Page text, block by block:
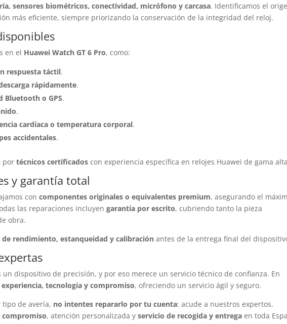
sensores biométricos, conectividad, micrófono y carcasa. Identificamos el
más eficiente, siempre priorizando la conservación de la integridad del reloj.
en el Huawei Watch GT 6 Pro, como:
respuesta táctil.
rápidamente.
Bluetooth o GPS.
.
cardíaca o temperatura corporal.
accidentales.
portécnicos certificados con experiencia específica en relojes Huawei de gama
y garantía total
concomponentes originales o equivalentes premium, asegurando el
las reparaciones incluyengarantía por escrito, cubriendo tanto la pieza
obra.
de rendimiento, estanqueidad y calibración antes de la entrega final del
un dispositivo de precisión, y por eso merece un servicio técnico de confianza. En
experiencia, tecnología y compromiso, ofreciendo un servicio ágil y seguro.
de avería, no intentes repararlo por tu cuenta: acude a nuestros expertos.
compromiso, atención personalizada yservicio de recogida y entrega en toda